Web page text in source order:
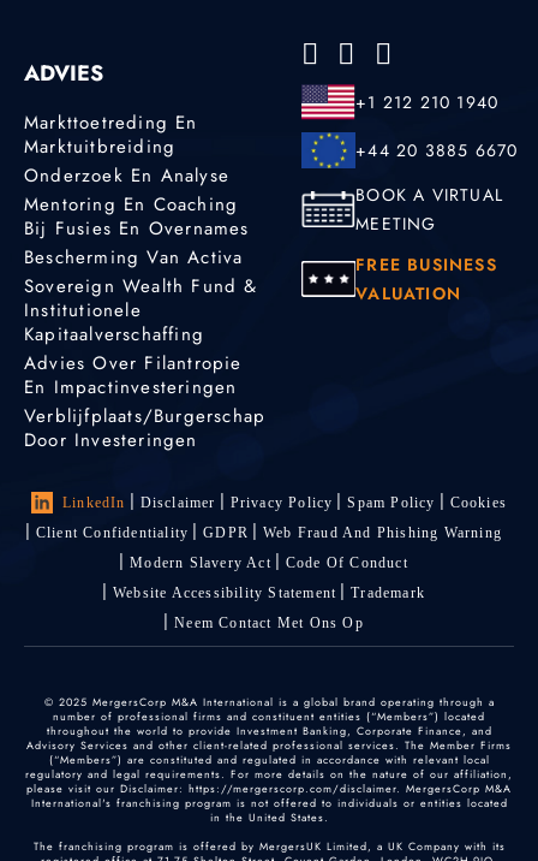
ADVIES
Markttoetreding En
Marktuitbreiding
Onderzoek En Analyse
Mentoring En Coaching
Bij Fusies En Overnames
Bescherming Van Activa
Sovereign Wealth Fund &
Institutionele
Kapitaalverschaffing
Advies Over Filantropie
En Impactinvesteringen
Verblijfplaats/burgerschap
Door Investeringen
+1 212 210 1940
+44 20 3885 6670
BOOK A VIRTUAL
MEETING
FREE BUSINESS
VALUATION
LinkedIn Disclaimer Privacy Policy Spam Policy
Cookies
Client Confidentiality
GDPR
Web Fraud And Phishing Warning
Modern Slavery Act
Code Of Conduct
Website Accessibility Statement
Trademark
Neem Contact Met Ons Op
© 2025 MergersCorp M&A International is a global brand operating through a
number of professional firms and constituent entities (“Members”) located
throughout the world to provide Investment Banking, Corporate Finance, and
Advisory Services and other client-related professional services. The Member Firms
(“Members”) are constituted and regulated in accordance with relevant local
regulatory and legal requirements. For more details on the nature of our affiliation,
please visit our Disclaimer: https://mergerscorp.com/disclaimer. MergersCorp M&A
International's franchising program is not offered to individuals or entities located
in the United States.
The franchising program is offered by MergersUK Limited, a UK Company with its